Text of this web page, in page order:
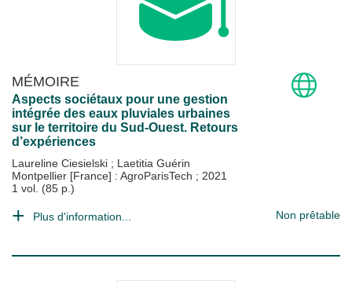
MÉMOIRE
Aspects sociétaux pour une gestion
intégrée des eaux pluviales urbaines
sur le territoire du Sud-Ouest. Retours
d’expériences
Laureline Ciesielski ; Laetitia Guérin
Montpellier [France] : AgroParisTech ; 2021
1 vol. (85 p.)
Plus d'information... Non prêtable